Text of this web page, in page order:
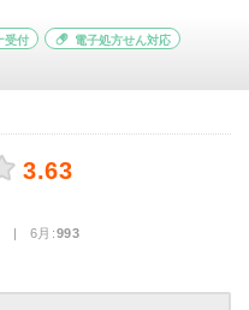
受付 電子処方せん対応
3.63
| 6月:993